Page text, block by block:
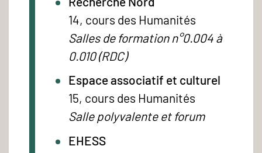
14, cours des Humanités
Salles de formation n°0.004 à
0.010 (RDC)
Espace associatif et culturel
15, cours des Humanités
Salle polyvalente et forum
EHESS